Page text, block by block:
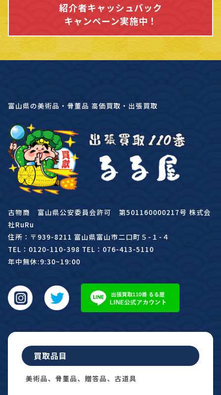
紹介者キャッシュバック
キャンペーン実施中！
富山県の美術品・骨董品 高価買取・出張買取
古物商 富山県公安委員会許可 第501160000217号 株式会
社RuRu
住所：〒939-8211 富山県富山市二口町５-１-４
TEL：0120-110-398 TEL：076-413-5110
年中無休:9:30~19:00
買取品目
美術品、骨董品、贈答品、古道具